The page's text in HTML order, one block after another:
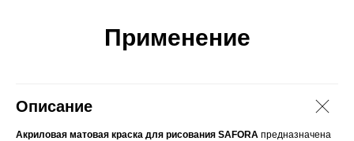
Применение
Описание
Акриловая матовая краска для рисования SAFORA предназначена